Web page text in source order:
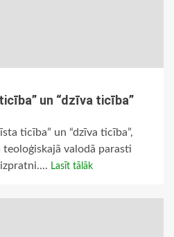
un “dzīva ticība”
ticība” un “dzīva ticība”,
valodā parasti
Lasīt tālāk